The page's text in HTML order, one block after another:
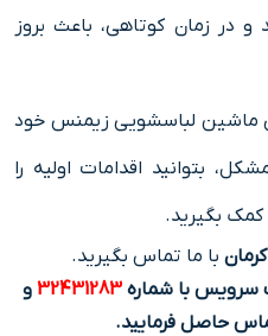
در زمان کوتاهی، باعث بروز
ماشین لباسشویی زیمنس خود
بتوانید اقدامات اولیه را
بگیرید.
با ما تماس بگیرید.
سرویس با شماره 32431283 و
حاصل فرمایید.